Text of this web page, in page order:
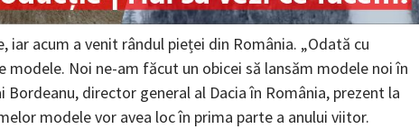
acum a venit rândul pieței din România. „Odată cu
Noi ne-am făcut un obicei să lansăm modele noi în
director general al Dacia în România, prezent la
modele vor avea loc în prima parte a anului viitor.